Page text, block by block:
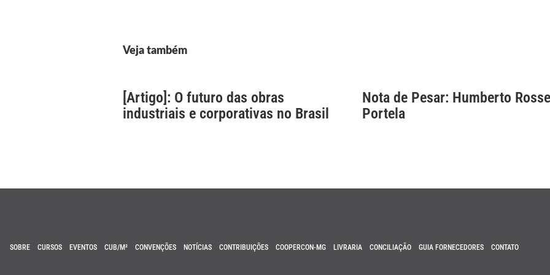
Veja também
[Artigo]: O futuro das obras
industriais e corporativas no Brasil
Nota de Pesar: Humberto
Portela
SOBRE CURSOS EVENTOS CUB/M² CONVENÇÕES NOTÍCIAS CONTRIBUIÇÕES COOPERCON-MG LIVRARIA CONCILIAÇÃO GUIA FORNECEDORES CONTATO